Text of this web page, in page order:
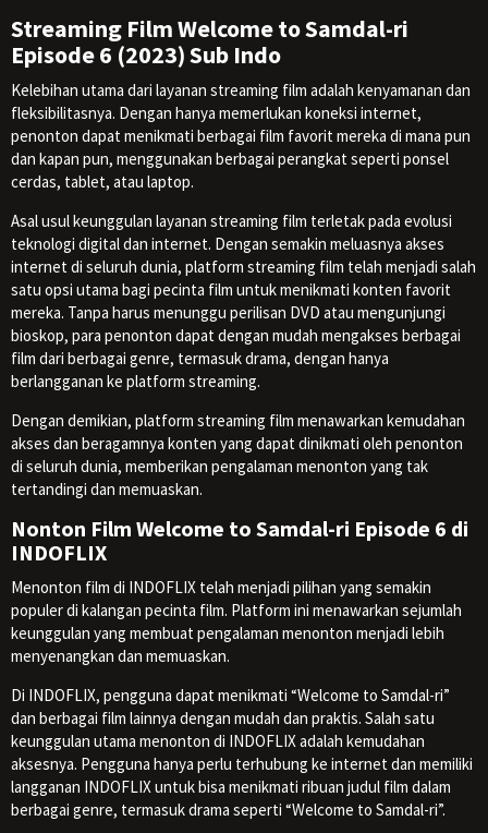
Streaming Film Welcome to Samdal-ri
Episode 6 (2023) Sub Indo
Kelebihan utama dari layanan streaming film adalah kenyamanan dan
fleksibilitasnya. Dengan hanya memerlukan koneksi internet,
penonton dapat menikmati berbagai film favorit mereka di mana pun
dan kapan pun, menggunakan berbagai perangkat seperti ponsel
cerdas, tablet, atau laptop.
Asal usul keunggulan layanan streaming film terletak pada evolusi
teknologi digital dan internet. Dengan semakin meluasnya akses
internet di seluruh dunia, platform streaming film telah menjadi salah
satu opsi utama bagi pecinta film untuk menikmati konten favorit
mereka. Tanpa harus menunggu perilisan DVD atau mengunjungi
bioskop, para penonton dapat dengan mudah mengakses berbagai
film dari berbagai genre, termasuk drama, dengan hanya
berlangganan ke platform streaming.
Dengan demikian, platform streaming film menawarkan kemudahan
akses dan beragamnya konten yang dapat dinikmati oleh penonton
di seluruh dunia, memberikan pengalaman menonton yang tak
tertandingi dan memuaskan.
Nonton Film Welcome to Samdal-ri Episode 6 di
INDOFLIX
Menonton film di INDOFLIX telah menjadi pilihan yang semakin
populer di kalangan pecinta film. Platform ini menawarkan sejumlah
keunggulan yang membuat pengalaman menonton menjadi lebih
menyenangkan dan memuaskan.
Di INDOFLIX, pengguna dapat menikmati “Welcome to Samdal-ri”
dan berbagai film lainnya dengan mudah dan praktis. Salah satu
keunggulan utama menonton di INDOFLIX adalah kemudahan
aksesnya. Pengguna hanya perlu terhubung ke internet dan memiliki
langganan INDOFLIX untuk bisa menikmati ribuan judul film dalam
berbagai genre, termasuk drama seperti “Welcome to Samdal-ri”.